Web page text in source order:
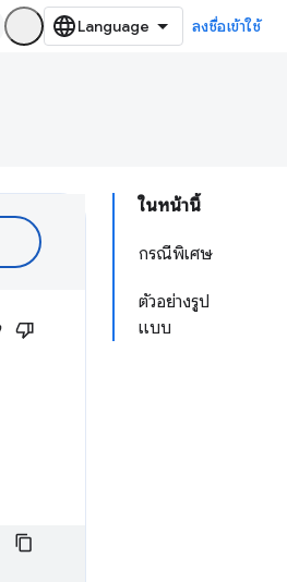
ลงชื่อเข้าใช้
ในหน้านี้
กรณีพิเศษ
ตัวอย่างรูป
แบบ